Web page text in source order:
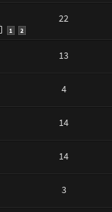
1 2
22
13
4
14
14
3